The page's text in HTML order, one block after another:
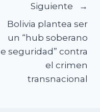
Siguiente
Bolivia plantea ser
un “hub soberano
seguridad” contra
el crimen
transnacional